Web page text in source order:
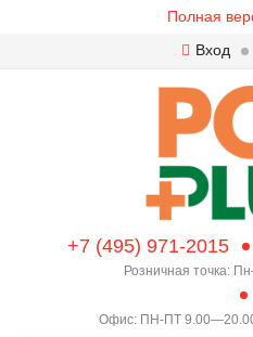
Полная
Вход
+7 (495) 971-2015
Розничная точка:
Офис: ПН-ПТ